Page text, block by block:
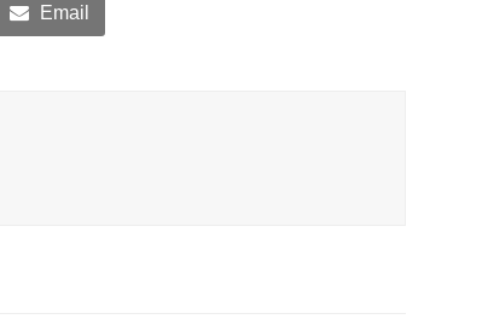
Email